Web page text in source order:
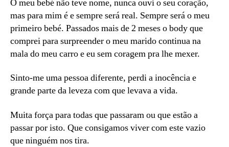
O meu bebé não teve nome, nunca ouvi o seu coração,
mas para mim é e sempre será real. Sempre será o meu
primeiro bebé. Passados mais de 2 meses o body que
comprei para surpreender o meu marido continua na
mala do meu carro e eu sem coragem pra lhe mexer.
Sinto-me uma pessoa diferente, perdi a inocência e
grande parte da leveza com que levava a vida.
Muita força para todas que passaram ou que estão a
passar por isto. Que consigamos viver com este vazio
que ninguém nos tira.